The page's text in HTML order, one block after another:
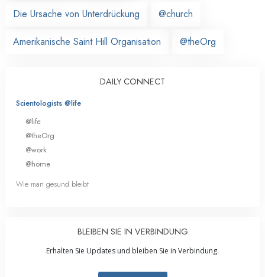
Die Ursache von Unterdrückung @church
Amerikanische Saint Hill Organisation @theOrg
DAILY CONNECT
Scientologists @life
@life
@theOrg
@work
@home
Wie man gesund bleibt
BLEIBEN SIE IN VERBINDUNG
Erhalten Sie Updates und bleiben Sie in Verbindung.